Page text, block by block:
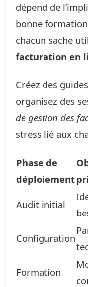
dépend de
bonne
chacun sache
facturation en
Créez des
organisez des
de gestion des
stress lié aux
Phase de
déploiement
Audit initial
Configuration
Formation